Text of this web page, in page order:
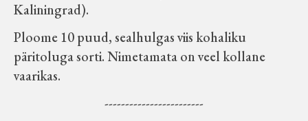
Kaliningrad).
Ploome 10 puud, sealhulgas viis kohaliku
päritoluga sorti. Nimetamata on veel kollane
vaarikas.
------------------------